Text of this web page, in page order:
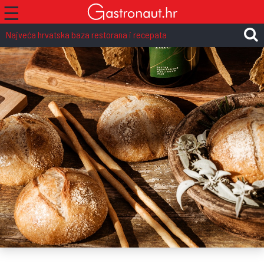
☰
Najveća hrvatska baza restorana i recepata